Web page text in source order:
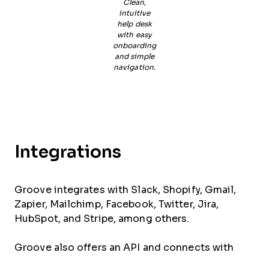
Clean,
intuitive
help desk
with easy
onboarding
and simple
navigation.
Integrations
Groove integrates with Slack, Shopify, Gmail,
Zapier, Mailchimp, Facebook, Twitter, Jira,
HubSpot, and Stripe, among others.
Groove also offers an API and connects with